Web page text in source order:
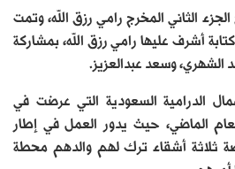
الثاني المخرج رامي رزق الله، وتمت
أشرف عليها رامي رزق الله، بمشاركة
الشهري، وسعد عبدالعزيز.
الدرامية السعودية التي عرضت في
الماضي، حيث يدور العمل في إطار
ثلاثة أشقاء ترك لهم والدهم محطة